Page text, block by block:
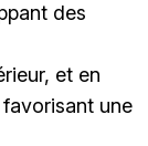
des
et en
une